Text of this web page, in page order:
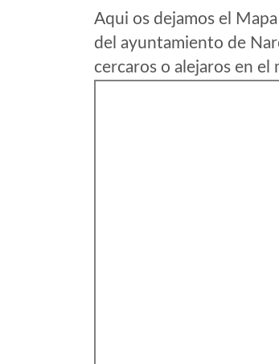
Aqui os dejamos el
del ayuntamiento de
cercaros o alejaros en el